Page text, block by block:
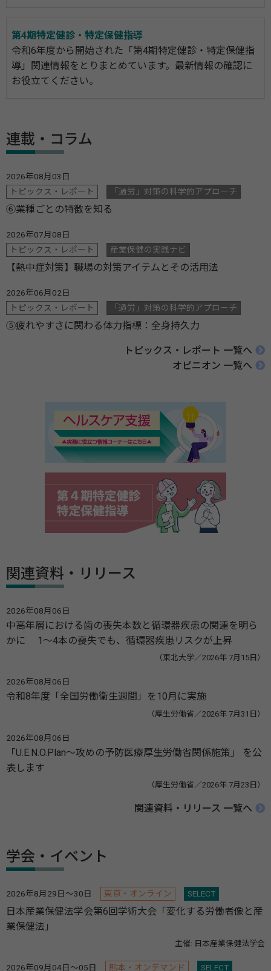
第4期特定健診・特定保健指導
令和6年度から開始された「第4期特定健診・特定保健指
導」関連情報をとりまとめています。最新情報の確認に
お役立てください。
連載・コラム
2026年08月03日
トピックス・レポート
「過労」対策の科学的アプローチ
⑥業種ごとの特徴を知る
2026年07月08日
トピックス・レポート
産業保健の実践ナビ
【熱中症対策】職場の対策アイテムとその活用法
2026年06月02日
トピックス・レポート
「過労」対策の科学的アプローチ
⑤疲れやすさに関わる体力指標：全身持久力
トピックス・レポート 一覧へ
オピニオン 一覧へ
関連資料・リリース
2026年08月06日
中高年層における歯の喪失本数と循環器疾患の関連を明ら
かに 1～4本の喪失でも、循環器疾患リスクが上昇
（東北大学／2026年 7月15日）
2026年08月06日
令和8年度「全国労働衛生週間」を10月に実施
（厚生労働省／2026年 7月31日）
2026年08月06日
「U.E.N.O.Plan～攻めの予防医療厚生労働省関係施策」 を公
表します
（厚生労働省／2026年 7月23日）
関連資料・リリース 一覧へ
学会・イベント
2026年8月29日～30日 東京・オンライン SELECT
日本産業保健法学会第6回学術大会「変化する労働者像と産
業保健法」
主催: 日本産業保健法学会
2026年09月04日～05日 熊本・オンデマンド SELECT